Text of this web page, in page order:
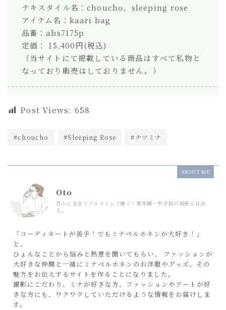
テキスタイル名：choucho、sleeping rose
アイテム名：kaari bag
品番：abs7175p
定価： 15,400円(税込)
（当サイトにて掲載している商品はすべて私物と
なっており販売はしておりません。）
Post Views: 658
#choucho #Sleeping Rose #ナツミナ
ABOUT ME
Oto
月から金までフルタイムで働く！更年期一歩手前の頑張る社会
人。
「コーディネートが苦手！でもミナペルホネンが大好き！」
と、
ひょんなことから悩みと熱意を聞いてもらい、 ファッションが
大好きな仲間と一緒にミナペルホネンのお洋服やグッズ、その
魅力をお伝えするサイトを作ることになりました。
撮影にこだわり、ミナが好きな方、ファッションやアートが好
きな方にも、ワクワクしていただけるような情報をお届けしま
す。